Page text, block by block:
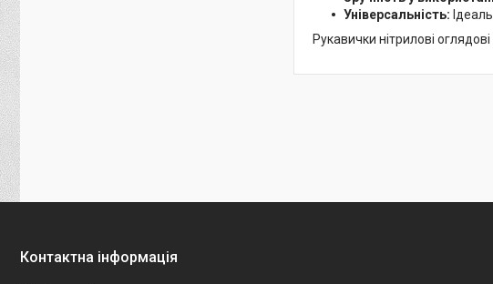
Універсальність:
Рукавички нітрилові